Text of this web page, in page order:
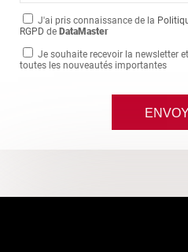
J'ai pris connaissance de la
RGPD de DataMaster
Je souhaite recevoir la newsletter
toutes les nouveautés importantes